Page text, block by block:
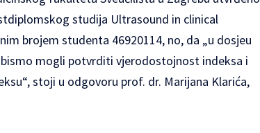
studija Ultrasound in clinical
brojem studenta 46920114, no, da „u dosjeu
mogli potvrditi vjerodostojnost indeksa i
stoji u odgovoru prof. dr. Marijana Klarića,